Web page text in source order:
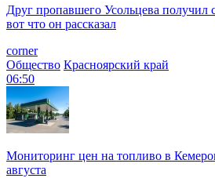
Друг пропавшего Усольцева получил
вот что он рассказал
corner
Общество Красноярский край
06:50
Мониторинг цен на топливо в
августа